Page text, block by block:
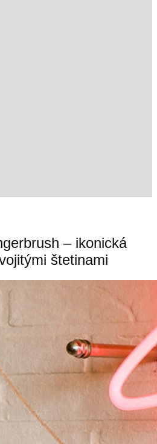
– ikonická
štetinami